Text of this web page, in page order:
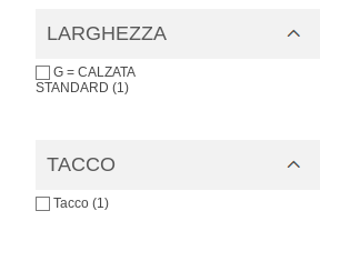
LARGHEZZA
G = CALZATA
STANDARD (1)
TACCO
Tacco (1)